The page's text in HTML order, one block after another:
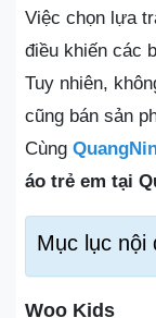
Việc chọn lựa
điều khiến các
Tuy nhiên,
cũng bán sản
Cùng
áo trẻ em tại
Mục lục nội
Woo Kids